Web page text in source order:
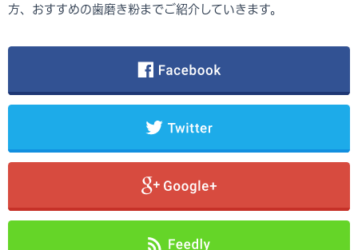
方、おすすめの歯磨き粉までご紹介していきます。